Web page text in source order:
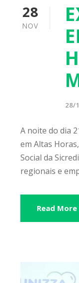
28
NOV
28/
A noite do dia
em Altas
Social da
regionais e
Read More